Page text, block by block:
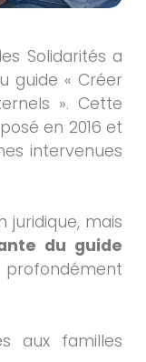
Solidarités a
guide « Créer
». Cette
en 2016 et
intervenues
juridique, mais
du guide
aux familles